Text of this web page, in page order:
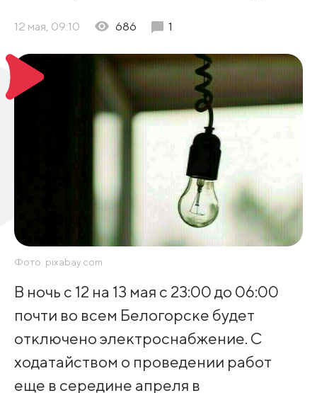
12 мая, 09:10 686 1
Фото: pixabay.com
В ночь с 12 на 13 мая с 23:00 до 06:00
почти во всем Белогорске будет
отключено электроснабжение. С
ходатайством о проведении работ
еще в середине апреля в